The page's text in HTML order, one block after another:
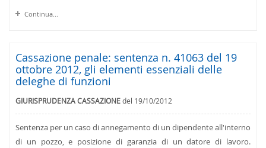
Continua...
Cassazione penale: sentenza n. 41063 del 19
ottobre 2012, gli elementi essenziali delle
deleghe di funzioni
GIURISPRUDENZA CASSAZIONEdel 19/10/2012
Sentenza per un caso di annegamento di un dipendente all'interno
di un pozzo, e posizione di garanzia di un datore di lavoro.